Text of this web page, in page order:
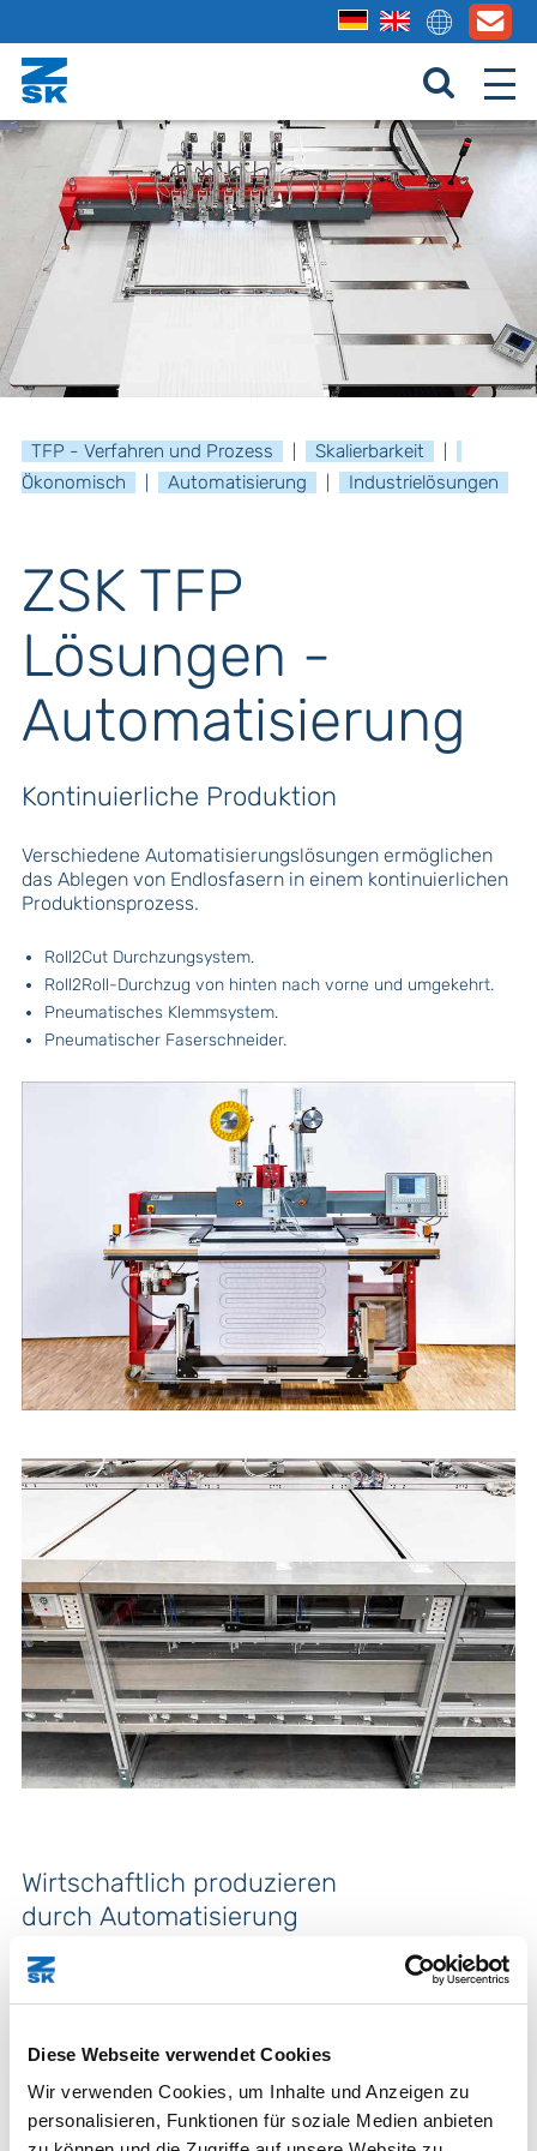
Diese Webseite verwendet Cookies
Wir verwenden Cookies, um Inhalte und Anzeigen zu
personalisieren, Funktionen für soziale Medien anbieten
TFP - Verfahren und Prozess Skalierbarkeit
Ökonomisch Automatisierung Industrielösungen
ZSK TFP
Lösungen -
Automatisierung
Kontinuierliche Produktion
Verschiedene Automatisierungslösungen ermöglichen
das Ablegen von Endlosfasern in einem kontinuierlichen
Produktionsprozess.
Roll2Cut Durchzungsystem.
Roll2Roll-Durchzug von hinten nach vorne und umgekehrt.
Pneumatisches Klemmsystem.
Pneumatischer Faserschneider.
Wirtschaftlich produzieren
durch Automatisierung